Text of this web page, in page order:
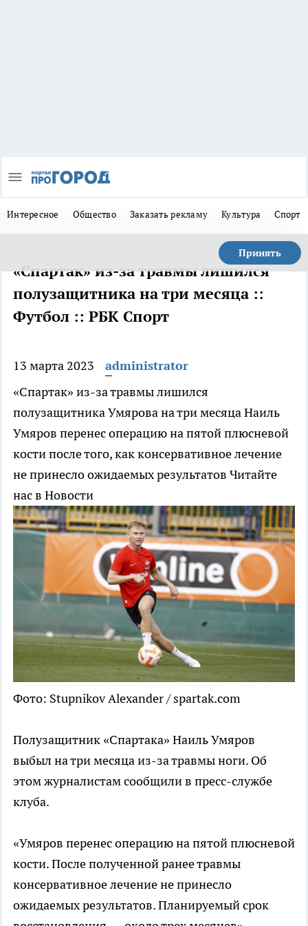
Интересное Общество Заказать рекламу Культура Спорт
Принять
«Спартак» из-за травмы лишился
полузащитника на три месяца ::
Футбол :: РБК Спорт
13 марта 2023
administrator
«Спартак» из-за травмы лишился
полузащитника Умярова на три месяцаНаиль
Умяров перенес операцию на пятой плюсневой
кости после того, как консервативное лечение
не принесло ожидаемых результатов Читайте
нас в Новости
Фото: Stupnikov Alexander / spartak.com
Полузащитник «Спартака» Наиль Умяров
выбыл на три месяца из-за травмы ноги. Об
этом журналистам сообщили в пресс-службе
клуба.
«Умяров перенес операцию на пятой плюсневой
кости. После полученной ранее травмы
консервативное лечение не принесло
ожидаемых результатов. Планируемый срок